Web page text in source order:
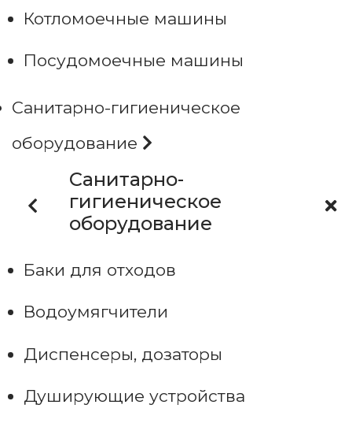
Котломоечные машины
Посудомоечные машины
Санитарно-гигиеническое
оборудование
Санитарно-
гигиеническое
оборудование
Баки для отходов
Водоумягчители
Диспенсеры, дозаторы
Душирующие устройства